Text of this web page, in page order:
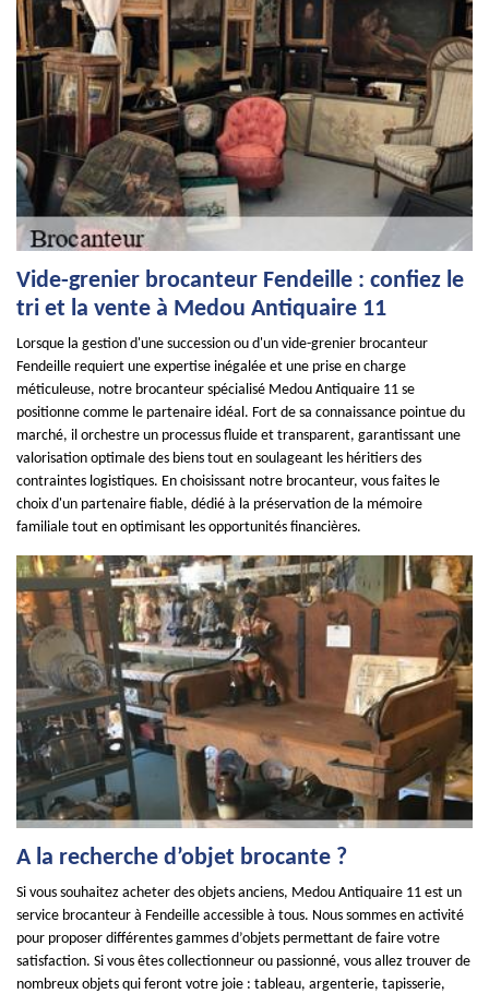
Vide-grenier brocanteur Fendeille : confiez le
tri et la vente à Medou Antiquaire 11
Lorsque la gestion d'une succession ou d'un vide-grenier brocanteur
Fendeille requiert une expertise inégalée et une prise en charge
méticuleuse, notre brocanteur spécialisé Medou Antiquaire 11 se
positionne comme le partenaire idéal. Fort de sa connaissance pointue du
marché, il orchestre un processus fluide et transparent, garantissant une
valorisation optimale des biens tout en soulageant les héritiers des
contraintes logistiques. En choisissant notre brocanteur, vous faites le
choix d'un partenaire fiable, dédié à la préservation de la mémoire
familiale tout en optimisant les opportunités financières.
A la recherche d’objet brocante ?
Si vous souhaitez acheter des objets anciens, Medou Antiquaire 11 est un
service brocanteur à Fendeille accessible à tous. Nous sommes en activité
pour proposer différentes gammes d’objets permettant de faire votre
satisfaction. Si vous êtes collectionneur ou passionné, vous allez trouver de
nombreux objets qui feront votre joie : tableau, argenterie, tapisserie,